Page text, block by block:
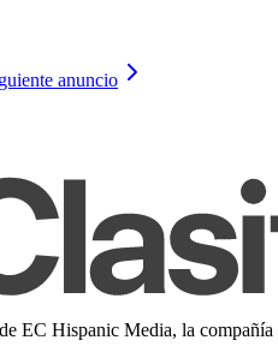
anuncio
EC Hispanic Media, la